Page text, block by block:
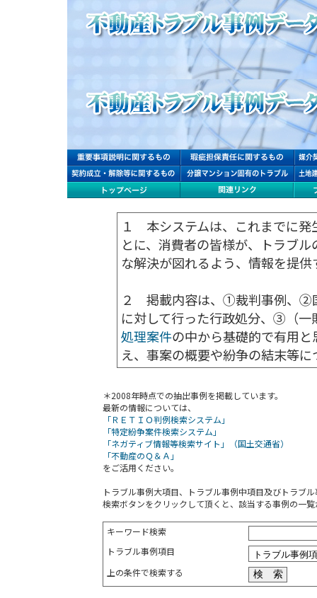
１ 本システムは、これまでに発
とに、消費者の皆様が、トラブ
な解決が図れるよう、情報を提供
２ 掲載内容は、①裁判事例、②
に対して行った行政処分、③（
処理案件の中から基礎的で有用
え、事案の概要や紛争の結末等
＊2008年時点での抽出事例を掲載しています。
最新の情報については、
「ＲＥＴＩＯ判例検索システム」
「特定紛争案件検索システム」
「ネガティブ情報等検索サイト」（国土交通省）
「不動産のＱ＆Ａ」
をご活用ください。
トラブル事例大項目、トラブル事例中項目及びトラブ
検索ボタンをクリックして頂くと、該当する事例の一
キーワード検索
トラブル事例項目
上の条件で検索する